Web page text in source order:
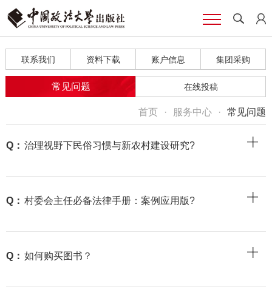
联系我们 资料下载 账户信息 集团采购
常见问题 在线投稿
首页 · 服务中心 · 常见问题
Q： 治理视野下民俗习惯与新农村建设研究?
Q： 村委会主任必备法律手册：案例应用版?
Q： 如何购买图书？